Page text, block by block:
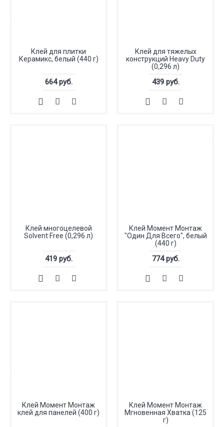
Клей для плитки
Керамикс, белый (440 г)
664 руб.
Клей для тяжелых
конструкций Heavy Duty
(0,296 л)
439 руб.
Клей многоцелевой
Solvent Free (0,296 л)
419 руб.
Клей Момент Монтаж
"Один Для Всего", белый
(440 г)
774 руб.
Клей Момент Монтаж
клей для панелей (400 г)
Клей Момент Монтаж
Мгновенная Хватка (125
г)